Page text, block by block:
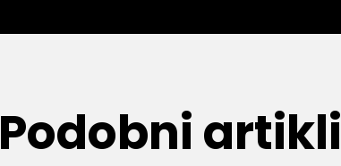
Podobni artikli